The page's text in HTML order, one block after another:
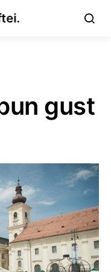
gust